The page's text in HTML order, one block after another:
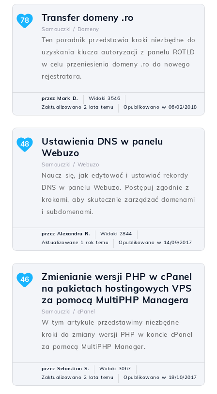
Transfer domeny .ro
Samouczki / Domeny
Ten poradnik przedstawia kroki niezbędne do
uzyskania klucza autoryzacji z panelu ROTLD
w celu przeniesienia domeny .ro do nowego
rejestratora.
78
przez Mark D.
Widoki 3546
Zaktualizowano 2 lata temu
Opublikowano w 06/02/2018
Ustawienia DNS w panelu
Webuzo
Samouczki / Webuzo
Naucz się, jak edytować i ustawiać rekordy
DNS w panelu Webuzo. Postępuj zgodnie z
krokami, aby skutecznie zarządzać domenami
i subdomenami.
48
przez Alexandru R.
Widoki 2844
Aktualizowane 1 rok temu
Opublikowano w 14/09/2017
Zmienianie wersji PHP w cPanel
na pakietach hostingowych VPS
za pomocą MultiPHP Managera
Samouczki / cPanel
W tym artykule przedstawimy niezbędne
kroki do zmiany wersji PHP w koncie cPanel
za pomocą MultiPHP Manager.
46
przez Sebastian S.
Widoki 3067
Zaktualizowano 2 lata temu
Opublikowano w 18/10/2017